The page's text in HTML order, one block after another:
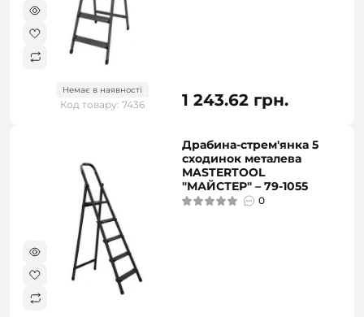
Немає в наявності
Код товару: 7436 1 243.62 грн.
Драбина-стрем'янка 5
сходинок металева
MASTERTOOL
"МАЙСТЕР" – 79-1055
0